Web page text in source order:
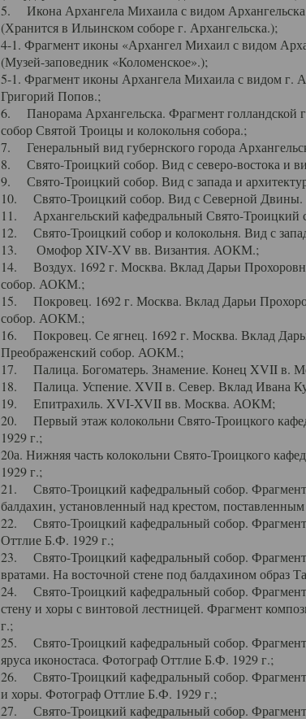
5. Икона Архангела Михаила с видом
(Хранится в Ильинском соборе г. Архангельска.);
4-1. Фрагмент иконы «Архангел Михаил с видом
(Музей-заповедник «Коломенское».);
5-1. Фрагмент иконы Архангела Михаила с видом г.
Григорий Попов.;
6. Панорама Архангельска. Фрагмент голландской
собор Святой Троицы и колокольня собора.;
7. Генеральный вид губернского города
8. Свято-Троицкий собор. Вид с северо-востока и
9. Свято-Троицкий собор. Вид с запада и
10. Свято-Троицкий собор. Вид с Северной Двины.
11. Архангельский кафедральный Свято-Троицкий
12. Свято-Троицкий собор и колокольня. Вид с
13. Омофор XIV-XV вв. Византия. АОКМ.;
14. Воздух. 1692 г. Москва. Вклад Дарьи
собор. АОКМ.;
15. Покровец. 1692 г. Москва. Вклад Дарьи
собор. АОКМ.;
16. Покровец. Се ягнец. 1692 г. Москва. Вклад
Преображенский собор. АОКМ.;
17. Палица. Богоматерь. Знамение. Конец XVII в.
18. Палица. Успение. XVII в. Север. Вклад Ивана
19. Епитрахиль. XVI-XVII вв. Москва. АОКМ;
20. Первый этаж колокольни Свято-Троицкого
1929 г.;
20а. Нижняя часть колокольни Свято-Троицкого
1929 г.;
21. Свято-Троицкий кафедральный собор.
балдахин, установленный над крестом,
22. Свято-Троицкий кафедральный собор. Фрагмент
Оттлие Б.Ф. 1929 г.;
23. Свято-Троицкий кафедральный собор.
вратами. На восточной стене под балдахином образ
24. Свято-Троицкий кафедральный собор.
стену и хоры с винтовой лестницей. Фрагмент
г.;
25. Свято-Троицкий кафедральный собор. Фрагмент
яруса иконостаса. Фотограф Оттлие Б.Ф. 1929 г.;
26. Свято-Троицкий кафедральный собор.
и хоры. Фотограф Оттлие Б.Ф. 1929 г.;
27. Свято-Троицкий кафедральный собор.